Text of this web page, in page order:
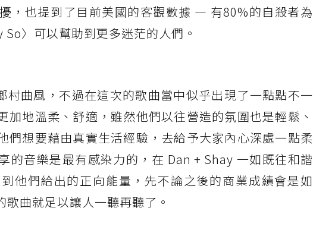
，也提到了目前美國的客觀數據 — 有80%的自殺者為
〉可以幫助到更多迷茫的人們。
村曲風，不過在這次的歌曲當中似乎出現了一點點不一
地溫柔、舒適，雖然他們以往營造的氛圍也是輕鬆、
們想要藉由真實生活經驗，去給予大家內心深處一點柔
的音樂是最有感染力的，在 Dan + Shay 一如既往和諧
他們給出的正向能量，先不論之後的商業成績會是如
曲就足以讓人一聽再聽了。